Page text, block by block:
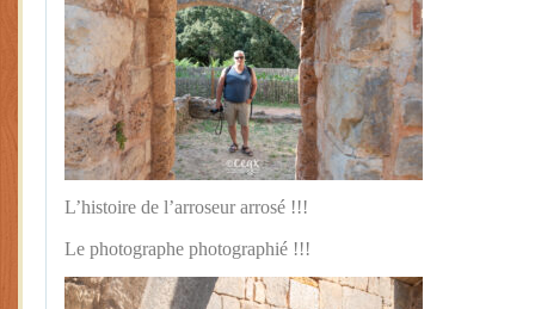
L’histoire de l’arroseur arrosé !!!
Le photographe photographié !!!